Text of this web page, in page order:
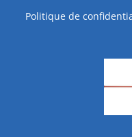
Politique de